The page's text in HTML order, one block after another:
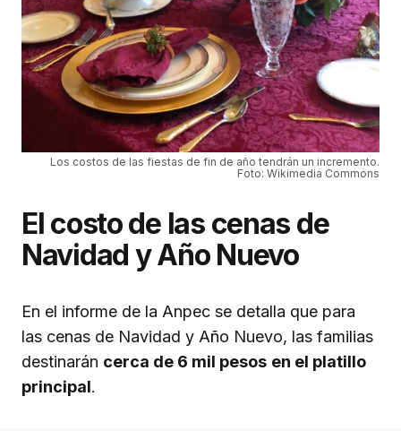
Los costos de las fiestas de fin de año tendrán un incremento.
Foto: Wikimedia Commons
El costo de las cenas de
Navidad y Año Nuevo
En el informe de la Anpec se detalla que para
las cenas de Navidad y Año Nuevo, las familias
destinarán cerca de 6 mil pesos en el platillo
principal.